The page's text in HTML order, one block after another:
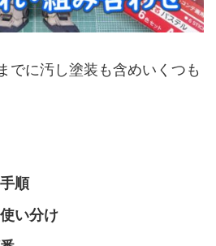
でに汚し塗装も含めいくつも
順
い分け